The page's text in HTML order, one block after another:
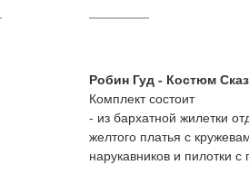
Робин Гуд - Костюм
Комплект состоит
- из бархатной жилетки
желтого платья с
нарукавников и пилотки с